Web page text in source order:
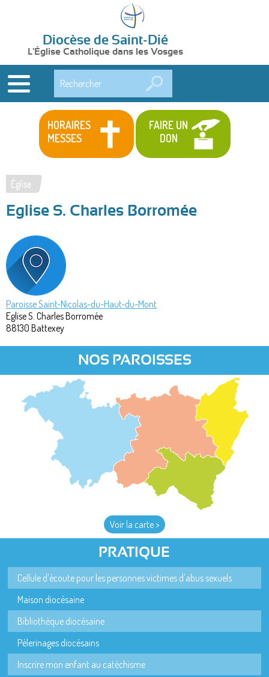
Diocèse de Saint-Dié
L'Église Catholique dans les Vosges
HORAIRES
MESSES
FAIRE UN
DON
Vous
êtes
ici
Église
Eglise S. Charles Borromée
Paroisse Saint-Nicolas-du-Haut-du-Mont
Eglise S. Charles Borromée
88130 Battexey
NOS PAROISSES
Voir la carte >
PRATIQUE
Cellule d'écoute pour les personnes victimes d'abus sexuels
Maison diocésaine
Bibliothèque diocésaine
Pèlerinages diocésains
Inscrire mon enfant au catéchisme